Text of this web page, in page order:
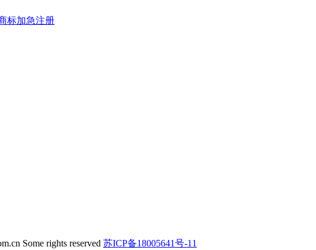
标加急注册
Some rights reserved 苏ICP备18005641号-11